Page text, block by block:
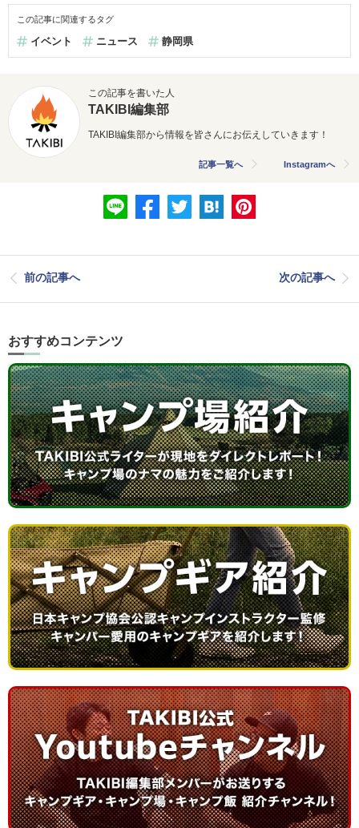
この記事に関連するタグ
イベント ニュース 静岡県
この記事を書いた人
TAKIBI編集部
TAKIBI編集部から情報を皆さんにお伝えしていきます！
記事一覧へ Instagramへ
前の記事へ 次の記事へ
おすすめコンテンツ